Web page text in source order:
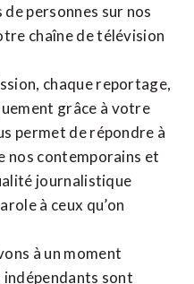
personnes sur nos
chaîne de télévision
chaque reportage,
grâce à votre
permet de répondre à
nos contemporains et
journalistique
à ceux qu’on
à un moment
sont